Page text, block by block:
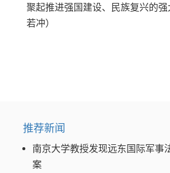
聚起推进强国建设、民族复兴的
若冲）
推荐新闻
南京大学教授发现远东国际军事
案